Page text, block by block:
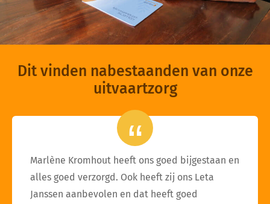
Dit vinden nabestaanden van onze
uitvaartzorg
Marlène Kromhout heeft ons goed bijgestaan en
alles goed verzorgd. Ook heeft zij ons Leta
Janssen aanbevolen en dat heeft goed